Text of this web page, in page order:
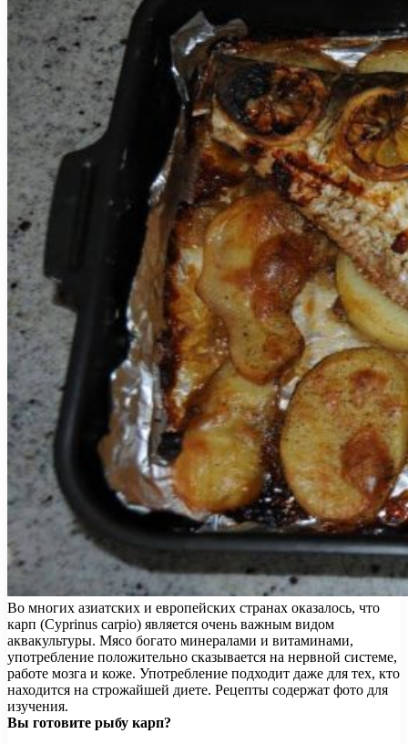
Во многих азиатских и европейских странах оказалось, что
карп (Cyprinus carpio) является очень важным видом
аквакультуры. Мясо богато минералами и витаминами,
употребление положительно сказывается на нервной системе,
работе мозга и коже. Употребление подходит даже для тех, кто
находится на строжайшей диете. Рецепты содержат фото для
изучения.
Вы готовите рыбу карп?